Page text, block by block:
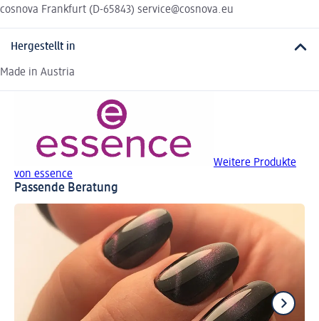
cosnova Frankfurt (D-65843) service@cosnova.eu
Hergestellt in
Made in Austria
Weitere Produkte
von essence
Passende Beratung